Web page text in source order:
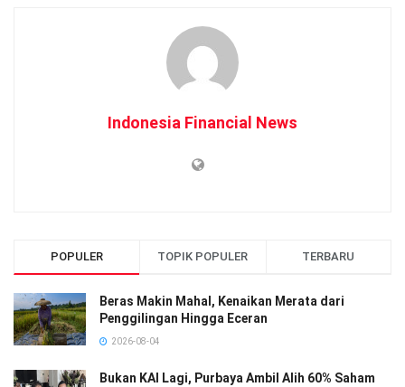
Indonesia Financial News
POPULER TOPIK POPULER TERBARU
Beras Makin Mahal, Kenaikan Merata dari
Penggilingan Hingga Eceran
2026-08-04
Bukan KAI Lagi, Purbaya Ambil Alih 60% Saham